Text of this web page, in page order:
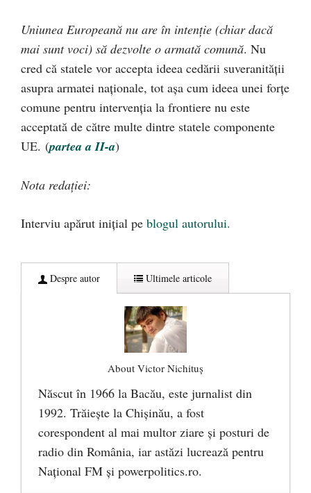
Uniunea Europeană nu are în intenție (chiar dacă
mai sunt voci) să dezvolte o armată comună. Nu
cred că statele vor accepta ideea cedării suveranității
asupra armatei naționale, tot așa cum ideea unei forțe
comune pentru intervenția la frontiere nu este
acceptată de către multe dintre statele componente
UE. (partea a II-a)
Nota redației:
Interviu apărut inițial pe blogul autorului.
Despre autor Ultimele articole
About Victor Nichituș
Născut în 1966 la Bacău, este jurnalist din
1992. Trăiește la Chișinău, a fost
corespondent al mai multor ziare și posturi de
radio din România, iar astăzi lucrează pentru
Național FM și powerpolitics.ro.